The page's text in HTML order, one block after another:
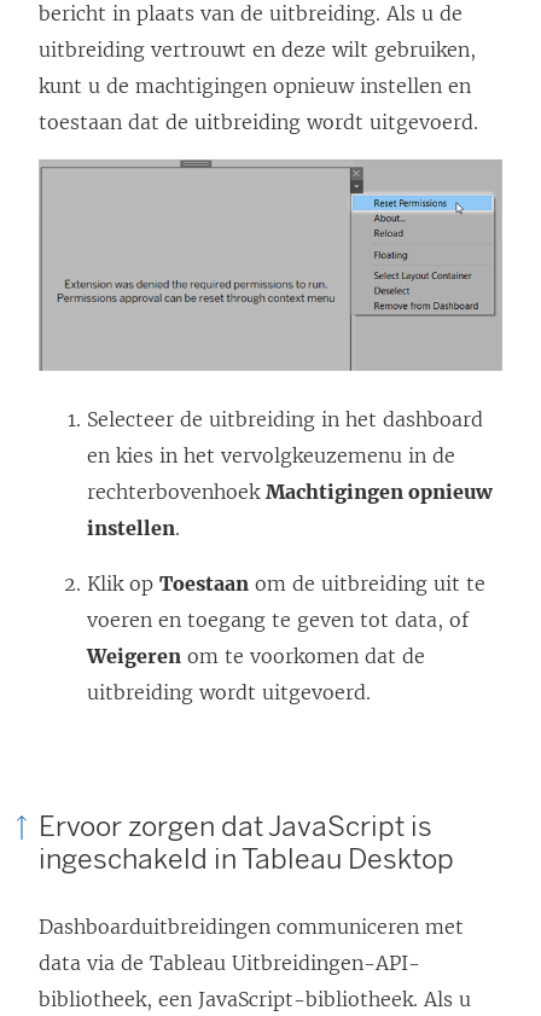
bericht in plaats van de uitbreiding. Als u de
uitbreiding vertrouwt en deze wilt gebruiken,
kunt u de machtigingen opnieuw instellen en
toestaan dat de uitbreiding wordt uitgevoerd.
Selecteer de uitbreiding in het dashboard
en kies in het vervolgkeuzemenu in de
rechterbovenhoek Machtigingen opnieuw
instellen.
Klik op Toestaan om de uitbreiding uit te
voeren en toegang te geven tot data, of
Weigeren om te voorkomen dat de
uitbreiding wordt uitgevoerd.
Ervoor zorgen dat JavaScript is
ingeschakeld in Tableau Desktop
Dashboarduitbreidingen communiceren met
data via de Tableau Uitbreidingen-API-
bibliotheek, een JavaScript-bibliotheek. Als u